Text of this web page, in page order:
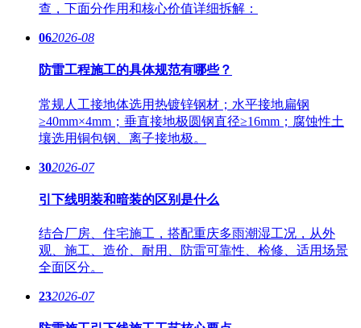
查，下面分作用和核心价值详细拆解：
062026-08
防雷工程施工的具体规范有哪些？
常规人工接地体选用热镀锌钢材；水平接地扁钢
≥40mm×4mm；垂直接地极圆钢直径≥16mm；腐蚀性土
壤选用铜包钢、离子接地极。
302026-07
引下线明装和暗装的区别是什么
结合厂房、住宅施工，搭配重庆多雨潮湿工况，从外
观、施工、造价、耐用、防雷可靠性、检修、适用场景
全面区分。
232026-07